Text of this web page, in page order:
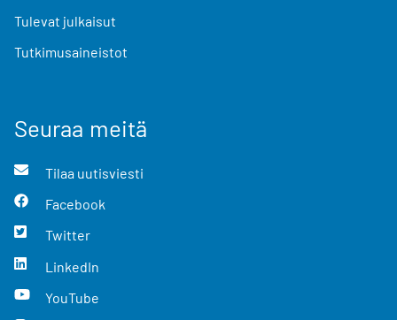
Tulevat julkaisut
Tutkimusaineistot
Seuraa meitä
Tilaa uutisviesti
Facebook
Twitter
LinkedIn
YouTube